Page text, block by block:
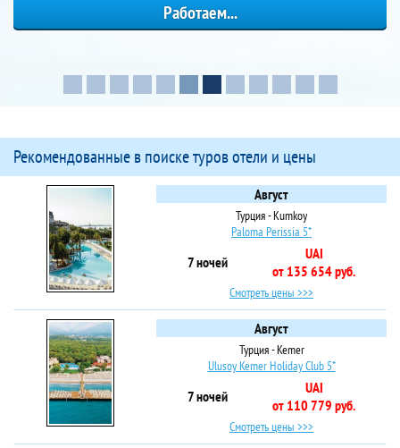
Рекомендованные в поиске туров отели и цены
Август
Турция - Kumkoy
Paloma Perissia 5*
7 ночей
UAI
от 135 654 руб.
Смотреть цены >>>
Август
Турция - Kemer
Ulusoy Kemer Holiday Club 5*
7 ночей
UAI
от 110 779 руб.
Смотреть цены >>>